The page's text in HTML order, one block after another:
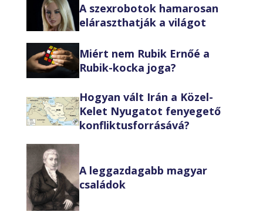
A szexrobotok hamarosan
eláraszthatják a világot
Miért nem Rubik Ernőé a
Rubik-kocka joga?
Hogyan vált Irán a Közel-
Kelet Nyugatot fenyegető
konfliktusforrásává?
A leggazdagabb magyar
családok